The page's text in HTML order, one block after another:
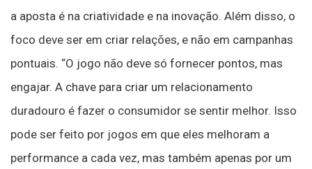
a aposta é na criatividade e na inovação. Além disso, o
foco deve ser em criar relações, e não em campanhas
pontuais. “O jogo não deve só fornecer pontos, mas
engajar. A chave para criar um relacionamento
duradouro é fazer o consumidor se sentir melhor. Isso
pode ser feito por jogos em que eles melhoram a
performance a cada vez, mas também apenas por um